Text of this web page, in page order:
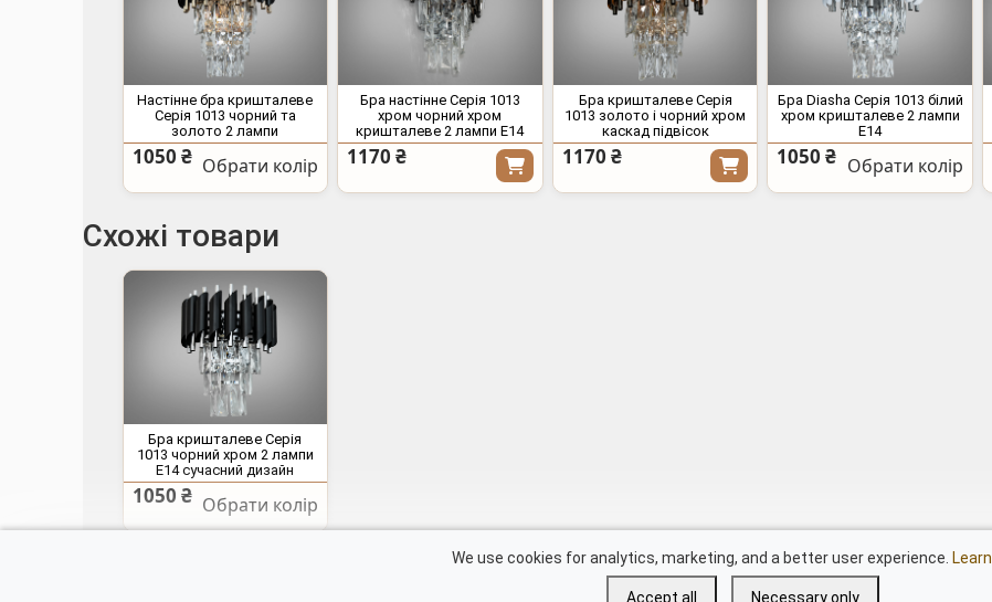
Настінне бра кришталеве
Серія 1013 чорний та
золото 2 лампи
1050 ₴ Обрати колір
Бра настінне Серія 1013
хром чорний хром
кришталеве 2 лампи E14
1170 ₴
Бра кришталеве Серія
1013 золото і чорний хром
каскад підвісок
1170 ₴
Бра Diasha Серія 1013 білий
хром кришталеве 2 лампи
E14
1050 ₴ Обрати колір
Схожі товари
Бра кришталеве Серія
1013 чорний хром 2 лампи
E14 сучасний дизайн
1050 ₴ Обрати колір
Документи
LED люстри "Квадрати"
We use cookies for analytics, marketing, and a better user experience.
Accept all Necessary only